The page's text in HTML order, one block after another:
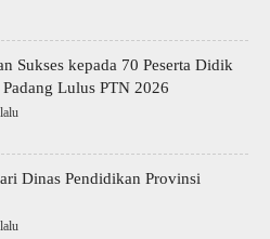
Sukses kepada 70 Peserta Didik
Lulus PTN 2026
Dinas Pendidikan Provinsi